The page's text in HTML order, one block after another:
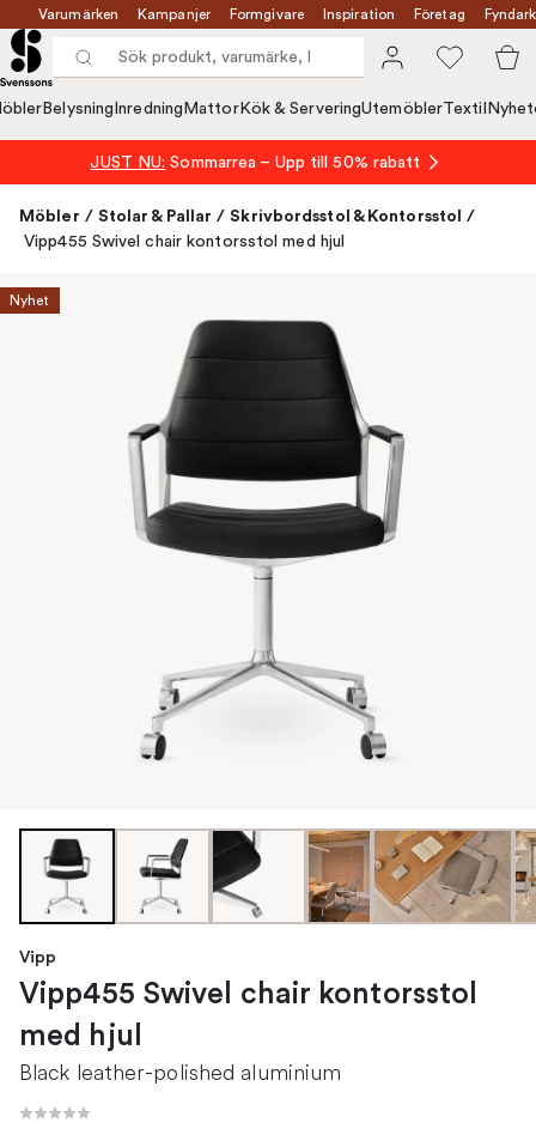
Varumärken Kampanjer Formgivare Inspiration Företag
Belysning Inredning MattorKök & ServeringUtemöblerTextil
JUST NU: Sommarrea – Upp till 50% rabatt
Möbler / Stolar & Pallar / Skrivbordsstol & Kontorsstol /
Vipp455 Swivel chair kontorsstol med hjul
Nyhet
Vipp
Vipp455 Swivel chair kontorsstol
med hjul
Black leather-polished aluminium